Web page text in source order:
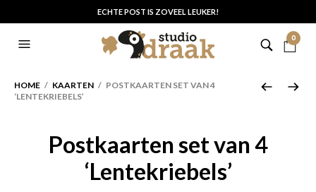
ECHTE POST IS ZOVEEL LEUKER!
0
HOME / KAARTEN / POSTKAARTEN SET VAN 4
‘LENTEKRIEBELS’
Postkaarten set van 4
‘Lentekriebels’